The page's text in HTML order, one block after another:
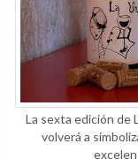
La sexta edición de
volverá a